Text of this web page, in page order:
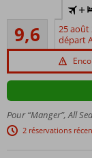
âge
minimum
13 ans
Petit
et
cosy
À
distance
9,6
Très excellente
105
commentaires
+
25 août
départ
Pour “Manger”, All
2 réservations